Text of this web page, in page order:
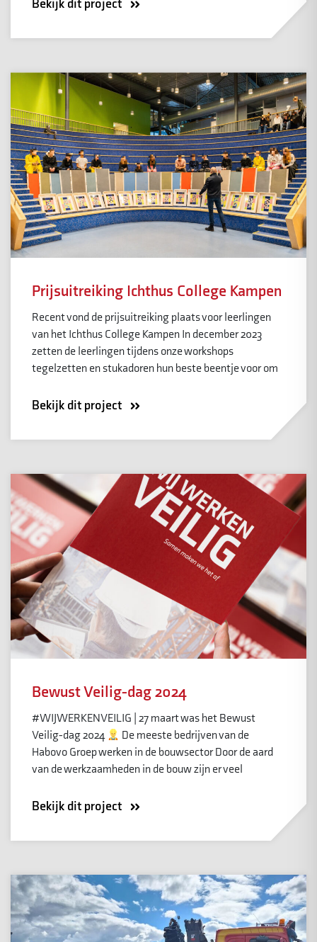
Bekijk dit project
Prijsuitreiking Ichthus College Kampen
Recent vond de prijsuitreiking plaats voor leerlingen
van het Ichthus College Kampen In december 2023
zetten de leerlingen tijdens onze workshops
tegelzetten en stukadoren hun beste beentje voor om
Bekijk dit project
Bewust Veilig-dag 2024
#WIJWERKENVEILIG | 27 maart was het Bewust
Veilig-dag 2024
De meeste bedrijven van de
Habovo Groep werken in de bouwsector Door de aard
van de werkzaamheden in de bouw zijn er veel
Bekijk dit project